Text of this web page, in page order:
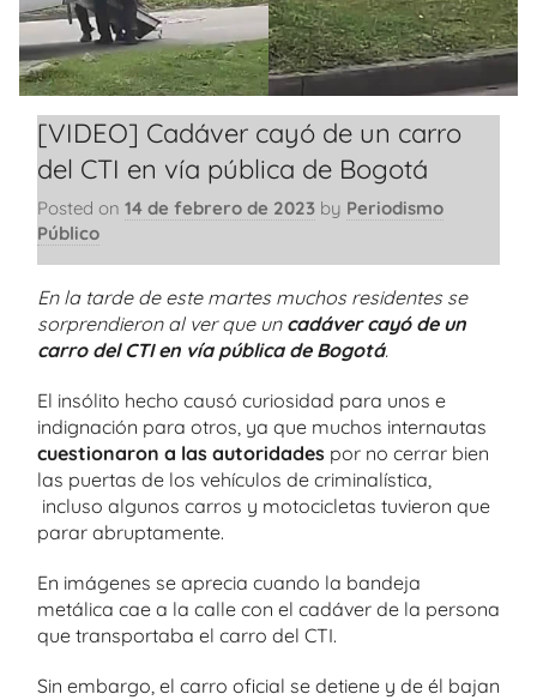
[VIDEO] Cadáver cayó de un carro
del CTI en vía pública de Bogotá
Posted on 14 de febrero de 2023 by Periodismo
Público
En la tarde de este martes muchos residentes se
sorprendieron al ver que un cadáver cayó de un
carro del CTI en vía pública de Bogotá.
El insólito hecho causó curiosidad para unos e
indignación para otros, ya que muchos internautas
cuestionaron a las autoridades por no cerrar bien
las puertas de los vehículos de criminalística,
incluso algunos carros y motocicletas tuvieron que
parar abruptamente.
En imágenes se aprecia cuando la bandeja
metálica cae a la calle con el cadáver de la persona
que transportaba el carro del CTI.
Sin embargo, el carro oficial se detiene y de él bajan